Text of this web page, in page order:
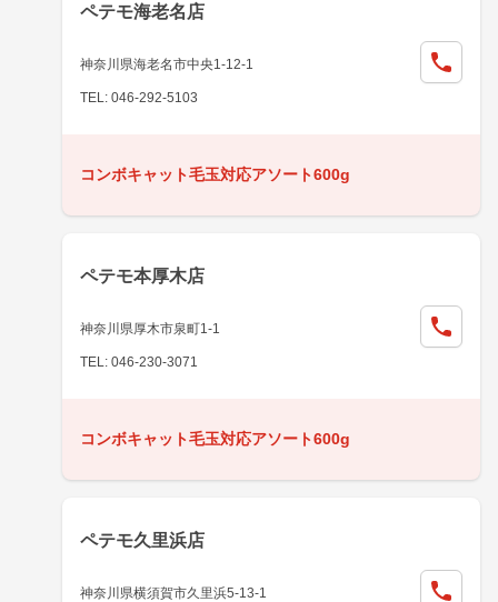
ペテモ海老名店
神奈川県海老名市中央1-12-1
TEL: 046-292-5103
コンボキャット毛玉対応アソート600g
ペテモ本厚木店
神奈川県厚木市泉町1-1
TEL: 046-230-3071
コンボキャット毛玉対応アソート600g
ペテモ久里浜店
神奈川県横須賀市久里浜5-13-1